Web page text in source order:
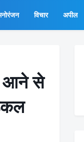
विचार अपील
आने से